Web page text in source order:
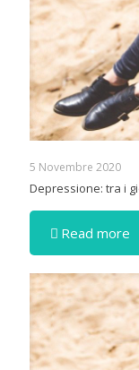
5 Novembre 2020
Depressione: tra i
Read more